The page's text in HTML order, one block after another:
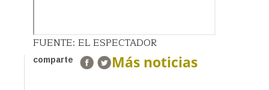
FUENTE: EL ESPECTADOR
comparte Más noticias